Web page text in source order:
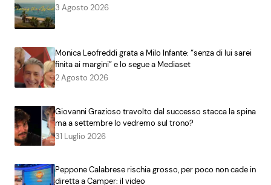
3 Agosto 2026
Monica Leofreddi grata a Milo Infante: “senza di lui sarei
finita ai margini” e lo segue a Mediaset
2 Agosto 2026
Giovanni Grazioso travolto dal successo stacca la spina
ma a settembre lo vedremo sul trono?
31 Luglio 2026
Peppone Calabrese rischia grosso, per poco non cade in
diretta a Camper: il video